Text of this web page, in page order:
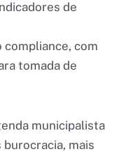
de
com
tomada de
municipalista
mais